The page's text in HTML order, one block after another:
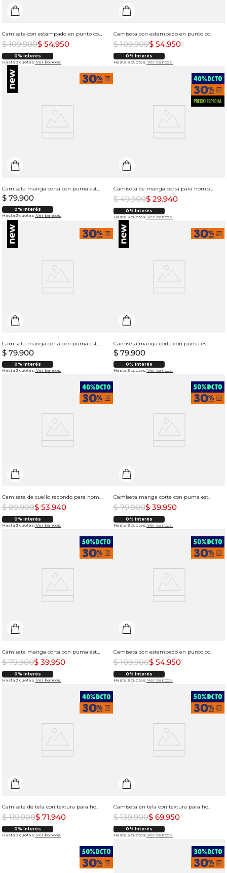
Camiseta con estampado en punto corazón para hombre
$ 109.900$ 54.950
0% Interés
Hasta 3 cuotas. Ver bancos.
Camiseta con estampado en punto corazón para hombre
$ 109.900$ 54.950
0% Interés
Hasta 3 cuotas. Ver bancos.
Camiseta manga corta con puma estampado para hombre
$ 79.900
0% Interés
Hasta 3 cuotas. Ver bancos.
Camiseta de manga corta para hombre
$ 49.900$ 29.940
0% Interés
Hasta 3 cuotas. Ver bancos.
Camiseta manga corta con puma estampado para hombre
$ 79.900
0% Interés
Hasta 3 cuotas. Ver bancos.
Camiseta manga corta con puma estampado para hombre
$ 79.900
0% Interés
Hasta 3 cuotas. Ver bancos.
Camiseta de cuello redondo para hombre
$ 89.900$ 53.940
0% Interés
Hasta 3 cuotas. Ver bancos.
Camiseta manga corta con puma estampado para hombre
$ 79.900$ 39.950
0% Interés
Hasta 3 cuotas. Ver bancos.
Camiseta manga corta con puma estampado para hombre
$ 79.900$ 39.950
0% Interés
Hasta 3 cuotas. Ver bancos.
Camiseta con estampado en punto corazón para hombre
$ 109.900$ 54.950
0% Interés
Hasta 3 cuotas. Ver bancos.
Camiseta de tela con textura para hombre
$ 119.900$ 71.940
0% Interés
Hasta 3 cuotas. Ver bancos.
Camiseta en tela con textura para hombre
$ 139.900$ 69.950
0% Interés
Hasta 3 cuotas. Ver bancos.